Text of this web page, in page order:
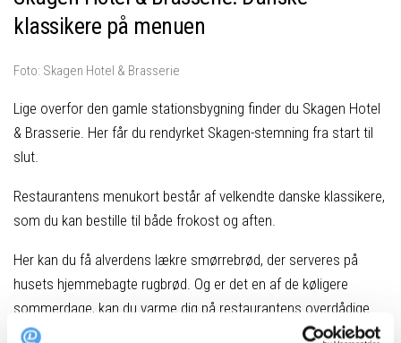
klassikere på menuen
Foto: Skagen Hotel & Brasserie
Lige overfor den gamle stationsbygning finder du Skagen Hotel
& Brasserie. Her får du rendyrket Skagen-stemning fra start til
slut.
Restaurantens menukort består af velkendte danske klassikere,
som du kan bestille til både frokost og aften.
Her kan du få alverdens lækre smørrebrød, der serveres på
husets hjemmebagte rugbrød. Og er det en af de køligere
sommerdage, kan du varme dig på restaurantens overdådige
hummerbisque med jomfruhummerhaler og persille.